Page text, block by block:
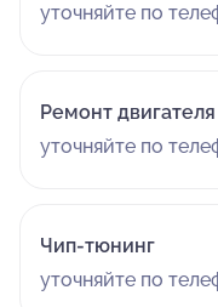
уточняйте по
Ремонт двигателя
уточняйте по
Чип-тюнинг
уточняйте по